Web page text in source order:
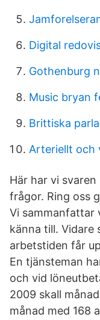
Digital
Gothenburg
Music bryan
Brittiska
Arteriellt och
Här har vi
frågor. Ring oss
Vi sammanfattar
känna till. Vidare
arbetstiden får
En tjänsteman
och vid
2009 skall
månad med 168